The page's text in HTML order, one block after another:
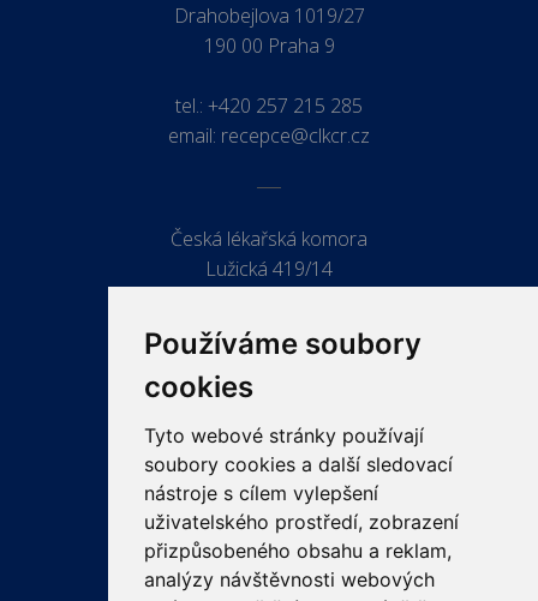
Používáme soubory
cookies
Tyto webové stránky používají
soubory cookies a další sledovací
nástroje s cílem vylepšení
uživatelského prostředí, zobrazení
přizpůsobeného obsahu a reklam,
analýzy návštěvnosti webových
Drahobejlova 1019/27
190 00 Praha 9
tel.: +420 257 215 285
email: recepce@clkcr.cz
Česká lékařská komora
Lužická 419/14
ODKAZY
PRO LÉKAŘE
PRO VEŘEJNOST
VZDĚLÁVÁNÍ